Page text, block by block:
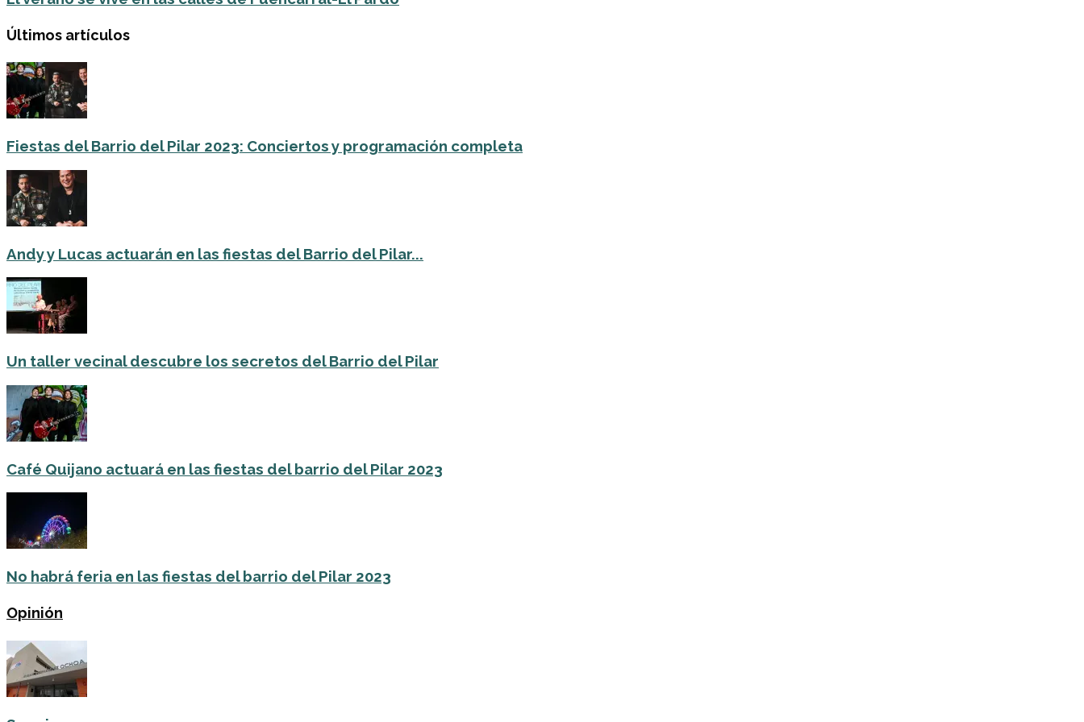
Últimos artículos
Fiestas del Barrio del Pilar 2023: Conciertos y programación completa
Andy y Lucas actuarán en las fiestas del Barrio del Pilar...
Un taller vecinal descubre los secretos del Barrio del Pilar
Café Quijano actuará en las fiestas del barrio del Pilar 2023
No habrá feria en las fiestas del barrio del Pilar 2023
Opinión